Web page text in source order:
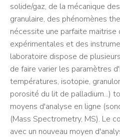
solide/gaz, de la mécanique
granulaire, des phénomènes
nécessite une parfaite maitrise
expérimentales et des
laboratoire dispose de
de faire varier les paramètres
températures, isotopie,
porosité du lit de palladium...)
moyens d'analyse en ligne
(Mass Spectrometry, MS). Le
avec un nouveau moyen